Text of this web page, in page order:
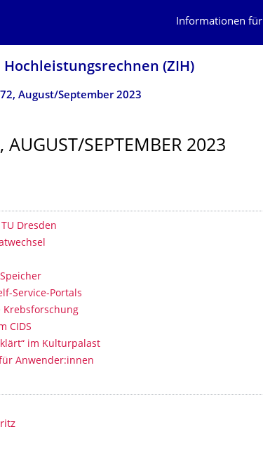
Informationen für
(ZIH)
August/September 2023
AUGUST/SEPTEMBER 2023
Dresden
Service-Portals
CIDS
im Kulturpalast
Anwender:innen